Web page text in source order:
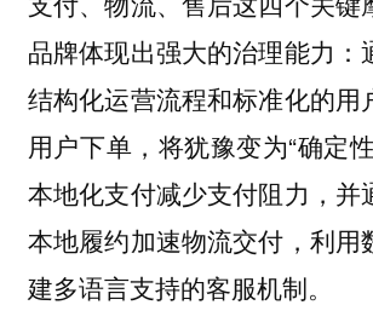
品牌体现出强大的治理能力：
结构化运营流程和标准化的用
用户下单，将犹豫变为“确定
本地化支付减少支付阻力，并
本地履约加速物流交付，利用
建多语言支持的客服机制。